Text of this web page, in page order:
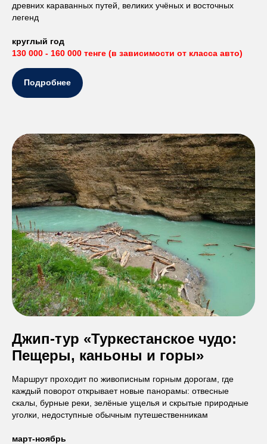
древних караванных путей, великих учёных и восточных
легенд
круглый год
130 000 - 160 000 тенге (в зависимости от класса авто)
Подробнее
Джип-тур «Туркестанское чудо:
Пещеры, каньоны и горы»
Маршрут проходит по живописным горным дорогам, где
каждый поворот открывает новые панорамы: отвесные
скалы, бурные реки, зелёные ущелья и скрытые природные
уголки, недоступные обычным путешественникам
март-ноябрь